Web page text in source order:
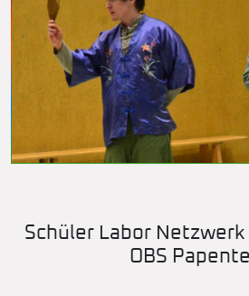
Schüler Labor Netzwerk
OBS